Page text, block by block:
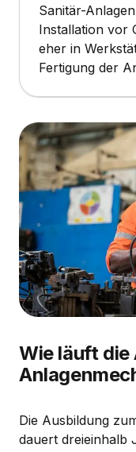
Sanitär-
Installation vor
eher in
Fertigung der
Wie läuft die
Die Ausbildung
dauert dreieinhalb